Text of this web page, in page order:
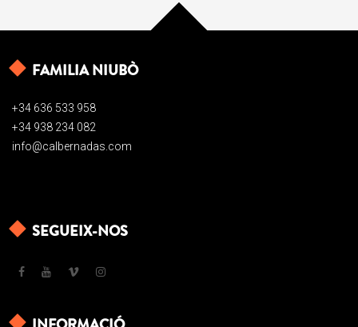
FAMILIA NIUBÒ
+34 636 533 958
+34 938 234 082
info@calbernadas.com
SEGUEIX-NOS